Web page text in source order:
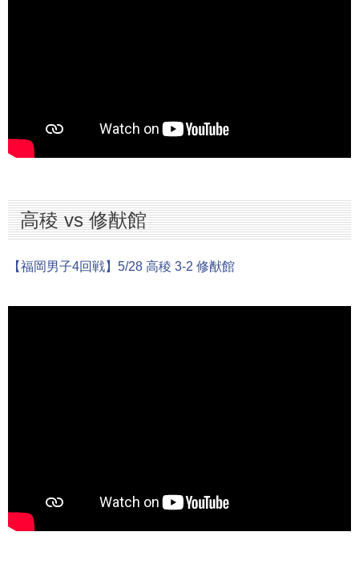
高稜 vs 修猷館
【福岡男子4回戦】5/28 高稜 3-2 修猷館